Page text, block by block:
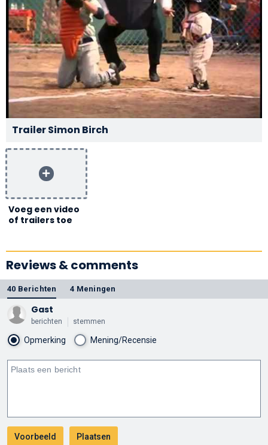
Trailer Simon Birch
Voeg een video
of trailers toe
Reviews & comments
40 Berichten 4 Meningen
Gast
berichten stemmen
Opmerking Mening/Recensie